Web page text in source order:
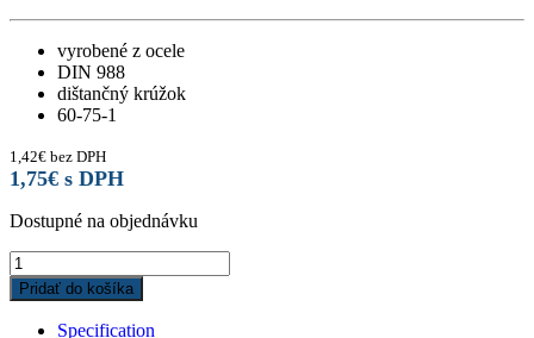
vyrobené z ocele
DIN 988
dištančný krúžok
60-75-1
1,42€ bez DPH
1,75€ s DPH
Dostupné na objednávku
Vymedzovacia
podložka
60x75x1
quantity
Pridať do košíka
Specification